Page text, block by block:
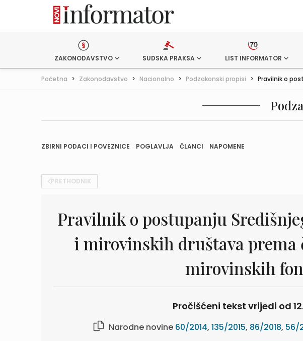
ZAKONODAVSTVO SUDSKA PRAKSA LIST INFORMATOR
Početna > Zakonodavstvo > Nacionalno > Podzakonski propisi > Pravilnik o
ZBIRNI PODACI I POVEZNICE POGLAVLJA ČLANCI NAPOMENE
PRETHODNIK
Pravilnik o postupanju
i mirovinskih društava prema
mirovinskih
Pročišćeni tekst vrijedi od
Narodne novine 60/2014, 135/2015, 86/2018, 56/